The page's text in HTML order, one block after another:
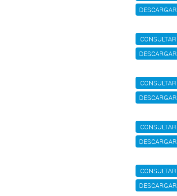
DESCARGAR
CONSULTAR
DESCARGAR
CONSULTAR
DESCARGAR
CONSULTAR
DESCARGAR
CONSULTAR
DESCARGAR